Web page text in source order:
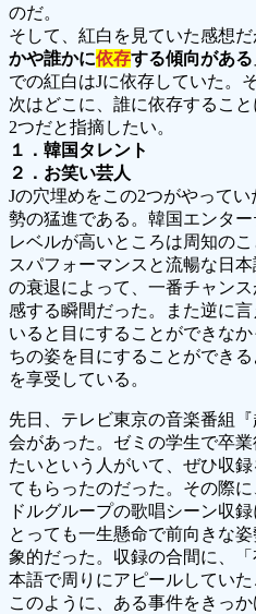
のだ。
そして、紅白を見ていた感想
かや誰かに依存する傾向がある
での紅白はJに依存していた。
次はどこに、誰に依存するこ
2つだと指摘したい。
１．韓国タレント
２．お笑い芸人
Jの穴埋めをこの2つがやって
勢の猛進である。韓国エンタ
レベルが高いところは周知の
スパフォーマンスと流暢な日
の衰退によって、一番チャン
感する瞬間だった。また逆に
いると目にすることができな
ちの姿を目にすることができ
を享受している。
先日、テレビ東京の音楽番組
会があった。ゼミの学生で卒
たいという人がいて、ぜひ収
てもらったのだった。その際
ドルグループの歌唱シーン収
とっても一生懸命で前向きな
象的だった。収録の合間に、
本語で周りにアピールしていた
このように、ある事件をきっ